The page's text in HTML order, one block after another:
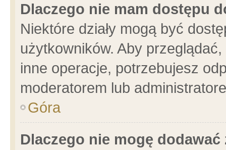
Dlaczego nie mam dostępu
Niektóre działy mogą być
użytkowników. Aby
inne operacje, potrzebujesz
moderatorem lub
Góra
Dlaczego nie mogę dodawać